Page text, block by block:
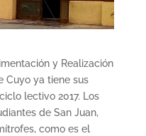
y Realización
Cuyo ya tiene sus
lectivo 2017. Los
de San Juan,
como es el